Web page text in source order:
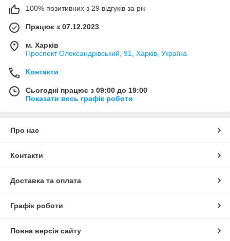
100% позитивних з 29 відгуків за рік
Працює з 07.12.2023
м. Харків
Проспект Олександрівський, 91, Харків, Україна
Контакти
Сьогодні працює з 09:00 до 19:00
Показати весь графік роботи
Про нас
Контакти
Доставка та оплата
Графік роботи
Повна версія сайту